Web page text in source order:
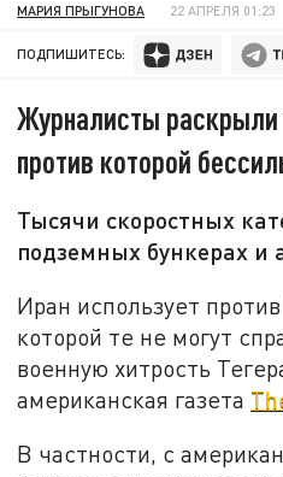
МАРИЯ ПРЫГУНОВА 22 АПРЕЛЯ 01:23
ПОДПИШИТЕСЬ:
Журналисты раскрыли
против которой
Тысячи скоростных
подземных бункерах и
Иран использует
которой те не могут
военную хитрость
американская газета
В частности, с